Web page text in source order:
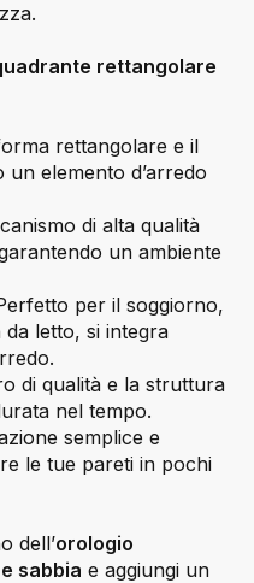
rettangolare
rettangolare e il
elemento d’arredo
di alta qualità
un ambiente
per il soggiorno,
da letto, si integra
di qualità e la struttura
nel tempo.
semplice e
le tue pareti in pochi
dell’orologio
sabbia e aggiungi un